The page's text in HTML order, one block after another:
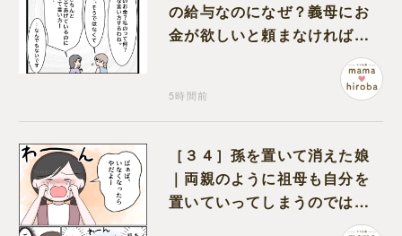
の給与なのになぜ？義母にお
金が欲しいと頼まなければな
5時間前
［３４］孫を置いて消えた娘
｜両親のように祖母も自分を
置いていってしまうのでは？
と怯えて泣く孫に心が痛む